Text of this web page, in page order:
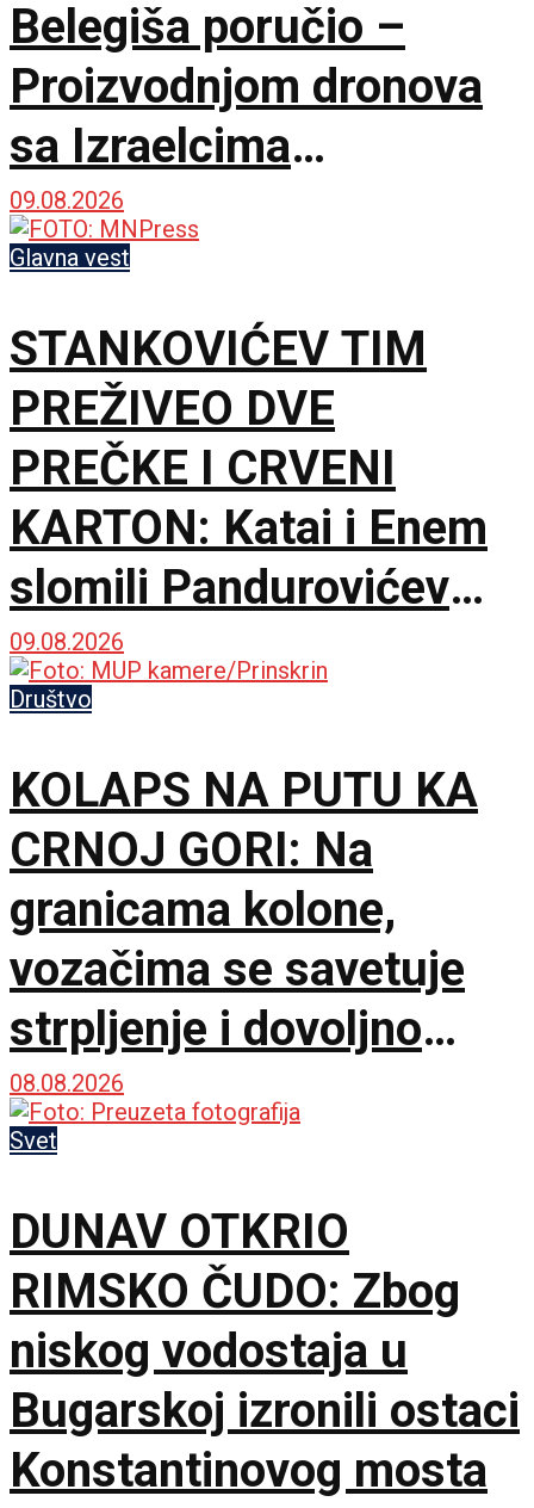
Belegiša poručio –
Proizvodnjom dronova
sa Izraelcima
postajemo vojna sila
09.08.2026
Glavna vest
STANKOVIĆEV TIM
PREŽIVEO DVE
PREČKE I CRVENI
KARTON: Katai i Enem
slomili Pandurovićev
bedem, Pazarci
promašivali u Ljutice
Bogdana!
09.08.2026
Društvo
KOLAPS NA PUTU KA
CRNOJ GORI: Na
granicama kolone,
vozačima se savetuje
strpljenje i dovoljno
vode
08.08.2026
Svet
DUNAV OTKRIO
RIMSKO ČUDO: Zbog
niskog vodostaja u
Bugarskoj izronili ostaci
Konstantinovog mosta